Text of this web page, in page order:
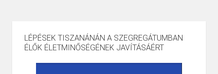
LÉPÉSEK TISZANÁNÁN A SZEGREGÁTUMBAN
ÉLŐK ÉLETMINŐSÉGÉNEK JAVÍTÁSÁÉRT